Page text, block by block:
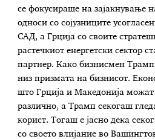
се фокусираше на зајакнување
односи со сојузниците
САД, а Грција со своите
растечкиот енергетски сектор
партнер. Како бизнисмен Трамп
низ призмата на бизнисот.
што Грција и Македонија
различно, а Трамп секогаш
корист. Тогаш е јасно дека
со своето влијание во